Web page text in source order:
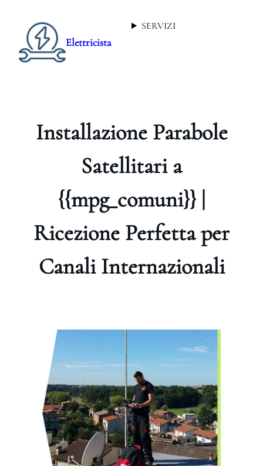
Elettricista
SERVIZI
Installazione Parabole
Satellitari a
{{mpg_comuni}} |
Ricezione Perfetta per
Canali Internazionali